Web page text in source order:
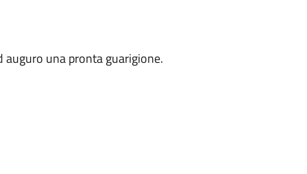
una pronta guarigione.